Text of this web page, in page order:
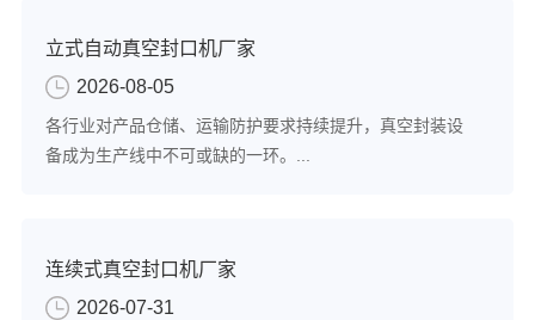
立式自动真空封口机厂家
2026-08-05
各行业对产品仓储、运输防护要求持续提升，真空封装设
备成为生产线中不可或缺的一环。...
连续式真空封口机厂家
2026-07-31